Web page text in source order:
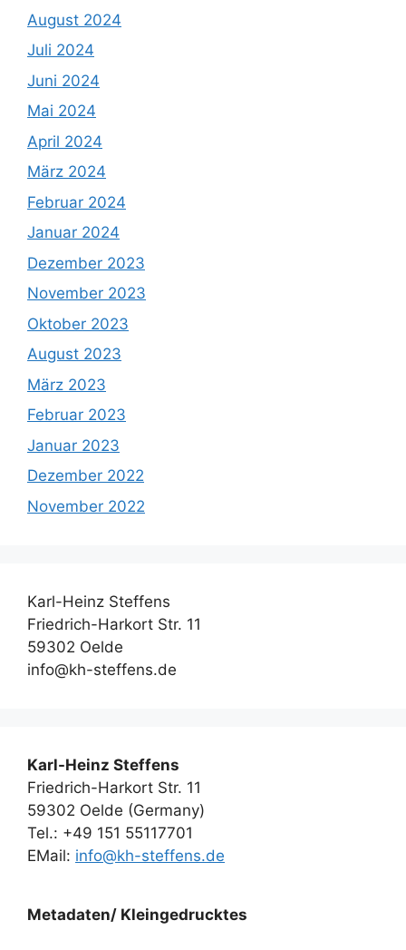
August 2024
Juli 2024
Juni 2024
Mai 2024
April 2024
März 2024
Februar 2024
Januar 2024
Dezember 2023
November 2023
Oktober 2023
August 2023
März 2023
Februar 2023
Januar 2023
Dezember 2022
November 2022
Karl-Heinz Steffens
Friedrich-Harkort Str. 11
59302 Oelde
info@kh-steffens.de
Karl-Heinz Steffens
Friedrich-Harkort Str. 11
59302 Oelde (Germany)
Tel.: +49 151 55117701
EMail: info@kh-steffens.de
Metadaten/ Kleingedrucktes